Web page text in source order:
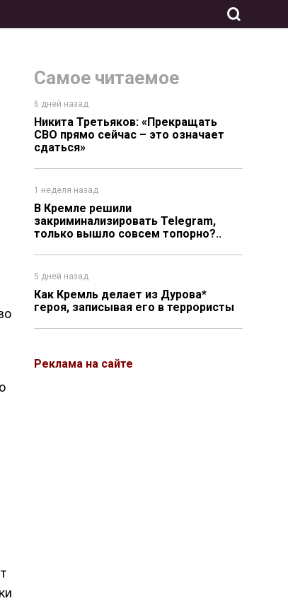
Самое читаемое
6 дней назад
Никита Третьяков: «Прекращать
СВО прямо сейчас – это означает
сдаться»
1 неделя назад
В Кремле решили
закриминализировать Telegram,
только вышло совсем топорно?..
5 дней назад
Как Кремль делает из Дурова*
героя, записывая его в террористы
Реклама на сайте